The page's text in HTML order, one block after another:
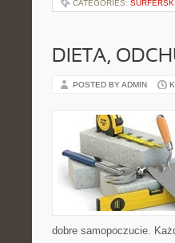
CATEGORIES:
DIETA,
POSTED BY ADMIN
dobre samopoczucie.